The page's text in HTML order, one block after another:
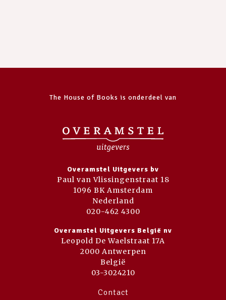
The House of Books is onderdeel van
Overamstel Uitgevers bv
Paul van Vlissingenstraat 18
1096 BK Amsterdam
Nederland
020-462 4300
Overamstel Uitgevers België nv
Leopold De Waelstraat 17A
2000 Antwerpen
België
03-3024210
Contact